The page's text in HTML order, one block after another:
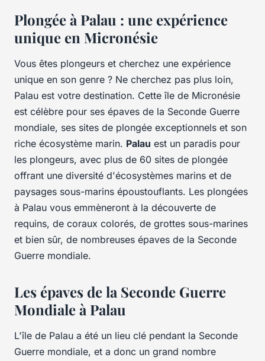
Plongée à Palau : une expérience
unique en Micronésie
Vous êtes plongeurs et cherchez une expérience
unique en son genre ? Ne cherchez pas plus loin,
Palau est votre destination. Cette île de Micronésie
est célèbre pour ses épaves de la Seconde Guerre
mondiale, ses sites de plongée exceptionnels et son
riche écosystème marin. Palau est un paradis pour
les plongeurs, avec plus de 60 sites de plongée
offrant une diversité d'écosystèmes marins et de
paysages sous-marins époustouflants. Les plongées
à Palau vous emmèneront à la découverte de
requins, de coraux colorés, de grottes sous-marines
et bien sûr, de nombreuses épaves de la Seconde
Guerre mondiale.
Les épaves de la Seconde Guerre
Mondiale à Palau
L'île de Palau a été un lieu clé pendant la Seconde
Guerre mondiale, et a donc un grand nombre